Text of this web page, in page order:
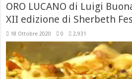
ORO LUCANO di Luigi
XII edizione di Sherbeth
18 Ottobre 2020 0 2,931